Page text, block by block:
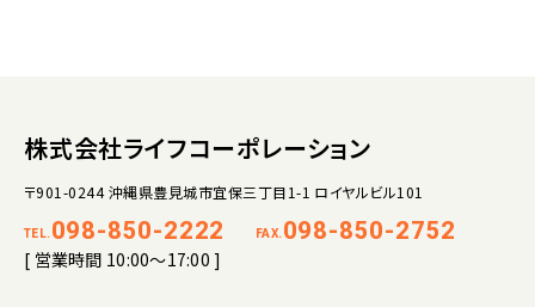
株式会社ライフコーポレーション
〒901-0244 沖縄県豊見城市宜保三丁目1-1 ロイヤルビル101
TEL. 098-850-2222 FAX. 098-850-2752
[ 営業時間 10:00～17:00 ]